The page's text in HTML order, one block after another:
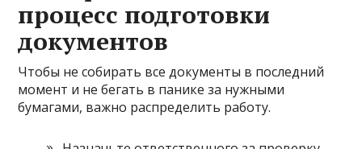
процесс подготовки
документов
Чтобы не собирать все документы в последний
момент и не бегать в панике за нужными
бумагами, важно распределить работу.